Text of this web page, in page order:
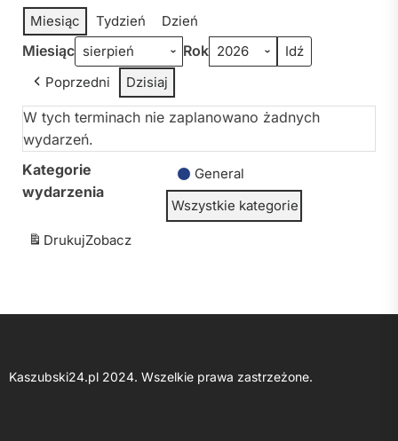
Miesiąc Tydzień Dzień
Miesiąc Rok
Poprzedni Dzisiaj
W tych terminach nie zaplanowano żadnych
wydarzeń.
Kategorie
wydarzenia
General
Wszystkie kategorie
DrukujZobacz
Kaszubski24.pl 2024. Wszelkie prawa zastrzeżone.